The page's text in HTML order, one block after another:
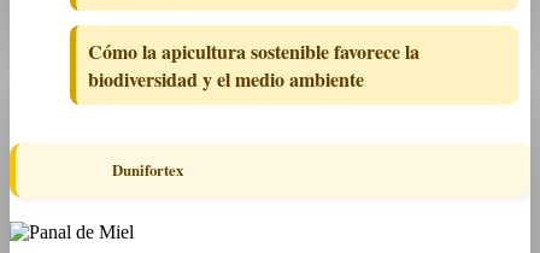
Cómo la apicultura sostenible favorece la
biodiversidad y el medio ambiente
Dunifortex